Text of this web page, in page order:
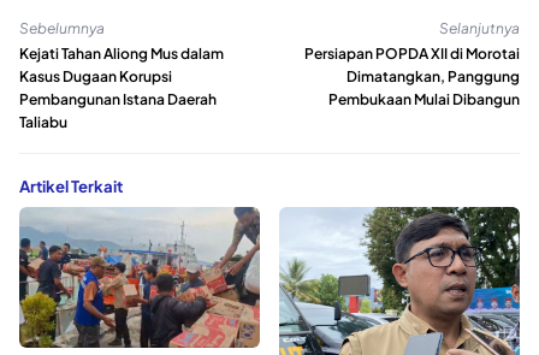
Sebelumnya
Kejati Tahan Aliong Mus dalam
Kasus Dugaan Korupsi
Pembangunan Istana Daerah
Taliabu
Selanjutnya
Persiapan POPDA XII di Morotai
Dimatangkan, Panggung
Pembukaan Mulai Dibangun
Artikel Terkait